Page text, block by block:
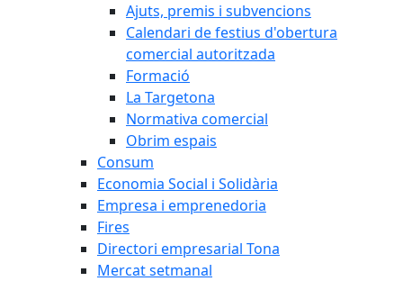
Ajuts, premis i subvencions
Calendari de festius d'obertura
comercial autoritzada
Formació
La Targetona
Normativa comercial
Obrim espais
Consum
Economia Social i Solidària
Empresa i emprenedoria
Fires
Directori empresarial Tona
Mercat setmanal